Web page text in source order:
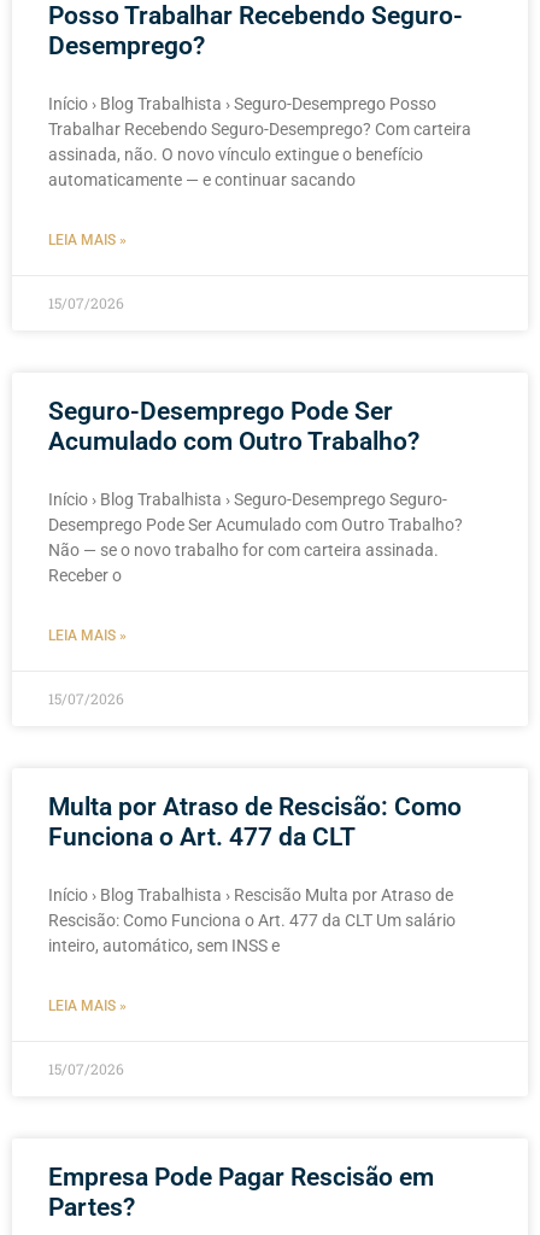
Posso Trabalhar Recebendo Seguro-
Desemprego?
Início › Blog Trabalhista › Seguro-Desemprego Posso
Trabalhar Recebendo Seguro-Desemprego? Com carteira
assinada, não. O novo vínculo extingue o benefício
automaticamente — e continuar sacando
LEIA MAIS »
15/07/2026
Seguro-Desemprego Pode Ser
Acumulado com Outro Trabalho?
Início › Blog Trabalhista › Seguro-Desemprego Seguro-
Desemprego Pode Ser Acumulado com Outro Trabalho?
Não — se o novo trabalho for com carteira assinada.
Receber o
LEIA MAIS »
15/07/2026
Multa por Atraso de Rescisão: Como
Funciona o Art. 477 da CLT
Início › Blog Trabalhista › Rescisão Multa por Atraso de
Rescisão: Como Funciona o Art. 477 da CLT Um salário
inteiro, automático, sem INSS e
LEIA MAIS »
15/07/2026
Empresa Pode Pagar Rescisão em
Partes?